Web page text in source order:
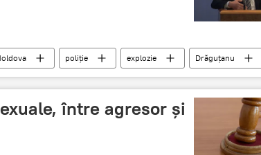
poliţie explozie
Drăguţanu
între agresor şi